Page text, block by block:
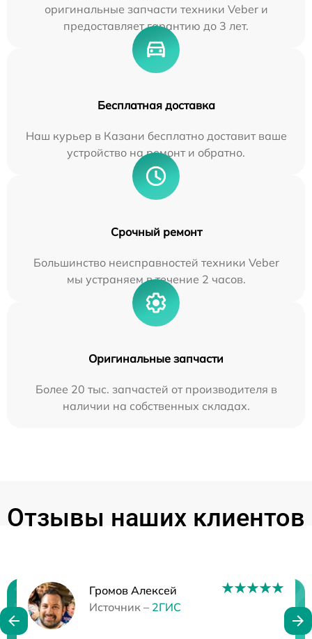
оригинальные запчасти техники Veber и
предоставляет гарантию до 3 лет.
Бесплатная доставка
Наш курьер в Казани бесплатно доставит ваше
устройство на ремонт и обратно.
Срочный ремонт
Большинство неисправностей техники Veber
мы устраняем в течение 2 часов.
Оригинальные запчасти
Более 20 тыс. запчастей от производителя в
наличии на собственных складах.
Отзывы наших клиентов
Громов Алексей
Источник – 2ГИС
Нужна консультация?